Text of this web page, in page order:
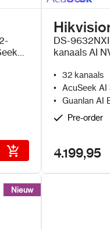
DS-
kanaals AI
32 kanaals
AcuSeek AI
Guanlan AI
Pre-order
4.199,95
Nieuw
Nieuw